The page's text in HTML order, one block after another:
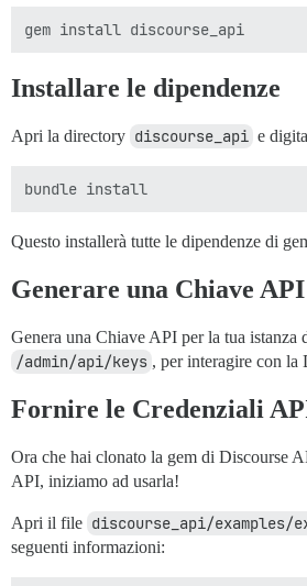
Installare le dipendenze
Apri la directory discourse_api e
Questo installerà tutte le dipendenze di
Generare una Chiave API
Genera una Chiave API per la tua istanza
/admin/api/keys , per interagire con la
Fornire le Credenziali
Ora che hai clonato la gem di Discourse
API, iniziamo ad usarla!
Apri il file discourse_api/examples/
seguenti informazioni: